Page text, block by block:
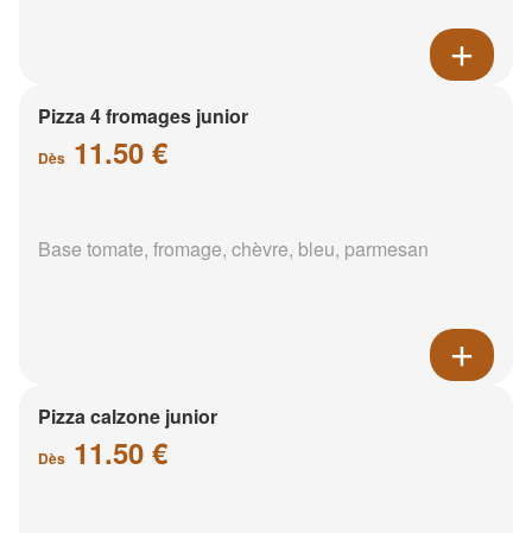
Pizza 4 fromages junior
Dès 11.50 €
Base tomate, fromage, chèvre, bleu, parmesan
Pizza calzone junior
Dès 11.50 €